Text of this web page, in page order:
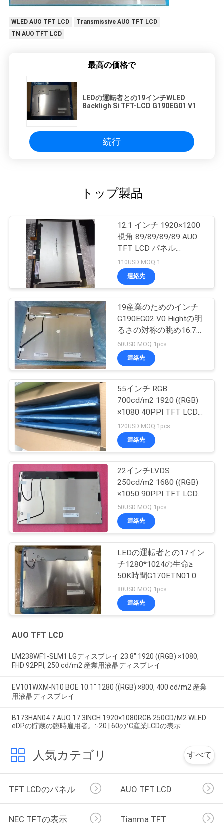
WLED AUO TFT LCD
Transmissive AUO TFT LCD
TN AUO TFT LCD
最高の価格で
LEDの運転者との19インチWLED
Backligh Si TFT-LCD G190EG01 V1
続行
トップ製品
12.1 インチ 1920×1200
視角 89/89/89/89 AUO
TFT LCD パネル
G121UAN010
110USD MOQ:1
連絡先
19産業のためのインチ
G190EG02 V0 Hightの明
るさの対称の眺め16.7M
70% NTSC
60USD MOQ:1pcs
連絡先
55インチ RGB
700cd/m2 1920 ((RGB)
×1080 40PPI TFT LCD
パネル P550HVN032
120USD MOQ:1pcs
連絡先
22インチLVDS
250cd/m2 1680 ((RGB)
×1050 90PPI TFT LCD
ディスプレイ
G220SVN01.0
50USD MOQ:1pcs
連絡先
LEDの運転者との17イン
チ1280*1024の生命≥
50K時間G170ETN01.0
80USD MOQ:1pcs
連絡先
AUO TFT LCD
LM238WF1-SLM1 LGディスプレイ 23.8" 1920 ((RGB) ×1080,
FHD 92PPI, 250 cd/m2 産業用液晶ディスプレイ
EV101WXM-N10 BOE 10.1" 1280 ((RGB) ×800, 400 cd/m2 産業
用液晶ディスプレイ
B173HAN04.7 AUO 17.3INCH 1920×1080RGB 250CD/M2 WLED
eDPの貯蔵の臨時雇用者。:-20 | 60の°C産業LCDの表示
人気カテゴリ すべて
TFT LCDのパネル AUO TFT LCD
NEC TFTの表示 Tianma TFT